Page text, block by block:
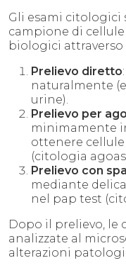
Gli esami citologici
campione di
biologici
Prelievo diretto
naturalmente
urine).
Prelievo per
minimamente
ottenere
(citologia
Prelievo con
mediante
nel pap test
Dopo il prelievo, le
analizzate al
alterazioni